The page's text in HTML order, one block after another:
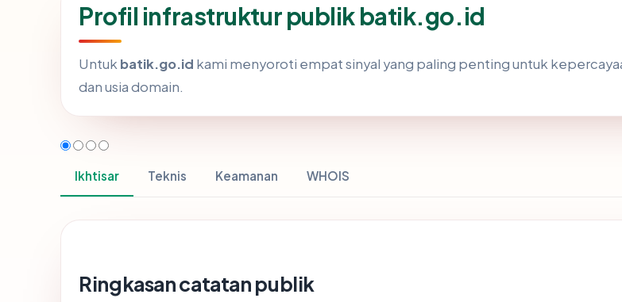
Profil infrastruktur publik batik.go.id
Untuk batik.go.id kami menyoroti empat sinyal yang paling penting untuk
dan usia domain.
Ikhtisar Teknis Keamanan WHOIS
Ringkasan catatan publik